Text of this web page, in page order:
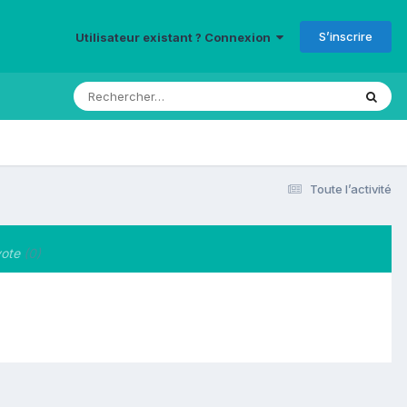
Utilisateur existant ? Connexion S’inscrire
Toute l’activité
(0)